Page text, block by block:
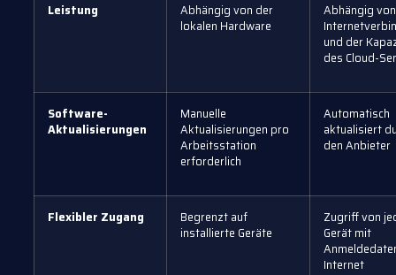
Leistung
Abhängig von der
lokalen Hardware
Abhängig
und der
des Cloud-
Software-
Aktualisierungen
Manuelle
Aktualisierungen pro
Arbeitsstation
erforderlich
Automatisch
aktualisiert
den Anbieter
Flexibler Zugang
Begrenzt auf
installierte Geräte
Zugriff von
Gerät mit
Internet